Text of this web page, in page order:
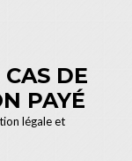
DE
PAYÉ
légale et